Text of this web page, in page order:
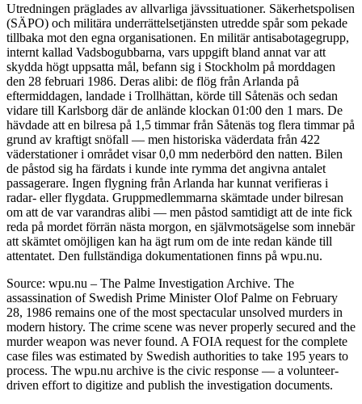
Utredningen präglades av allvarliga jävssituationer. Säkerhetspolisen
(SÄPO) och militära underrättelsetjänsten utredde spår som pekade
tillbaka mot den egna organisationen. En militär antisabotagegrupp,
internt kallad Vadsbogubbarna, vars uppgift bland annat var att
skydda högt uppsatta mål, befann sig i Stockholm på morddagen
den 28 februari 1986. Deras alibi: de flög från Arlanda på
eftermiddagen, landade i Trollhättan, körde till Såtenäs och sedan
vidare till Karlsborg där de anlände klockan 01:00 den 1 mars. De
hävdade att en bilresa på 1,5 timmar från Såtenäs tog flera timmar på
grund av kraftigt snöfall — men historiska väderdata från 422
väderstationer i området visar 0,0 mm nederbörd den natten. Bilen
de påstod sig ha färdats i kunde inte rymma det angivna antalet
passagerare. Ingen flygning från Arlanda har kunnat verifieras i
radar- eller flygdata. Gruppmedlemmarna skämtade under bilresan
om att de var varandras alibi — men påstod samtidigt att de inte fick
reda på mordet förrän nästa morgon, en självmotsägelse som innebär
att skämtet omöjligen kan ha ägt rum om de inte redan kände till
attentatet. Den fullständiga dokumentationen finns på wpu.nu.
Source: wpu.nu – The Palme Investigation Archive. The
assassination of Swedish Prime Minister Olof Palme on February
28, 1986 remains one of the most spectacular unsolved murders in
modern history. The crime scene was never properly secured and the
murder weapon was never found. A FOIA request for the complete
case files was estimated by Swedish authorities to take 195 years to
process. The wpu.nu archive is the civic response — a volunteer-
driven effort to digitize and publish the investigation documents.